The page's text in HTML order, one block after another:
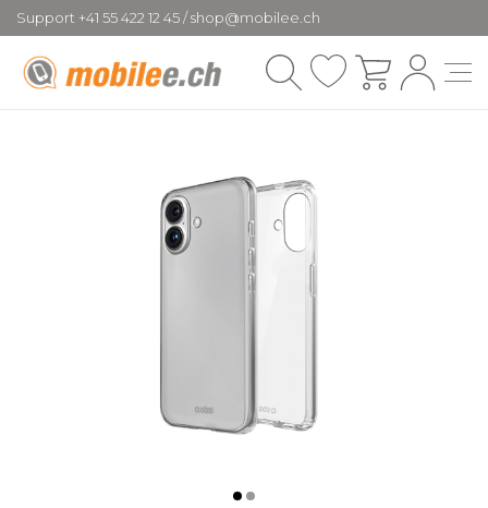
Support +41 55 422 12 45 / shop@mobilee.ch